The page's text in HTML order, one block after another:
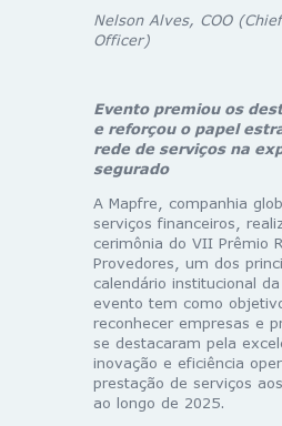
Nelson Alves, COO
Officer)
Evento premiou os
e reforçou o papel
rede de serviços na
segurado
A Mapfre, companhia
serviços financeiros,
cerimônia do VII Prêmio
Provedores, um dos
calendário institucional
evento tem como
reconhecer empresas e
se destacaram pela
inovação e eficiência
prestação de serviços
ao longo de 2025.